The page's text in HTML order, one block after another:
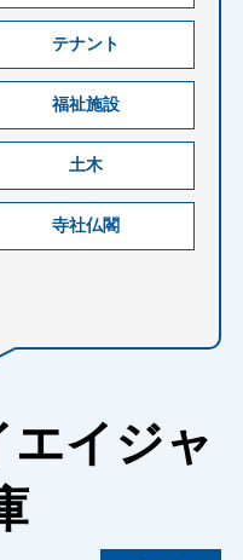
テナント
福祉施設
土木
寺社仏閣
イジャ